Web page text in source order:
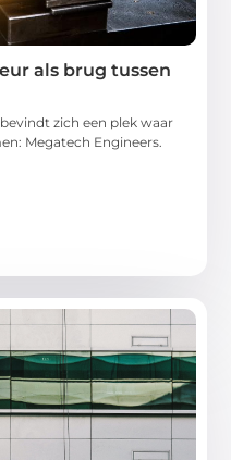
als brug tussen
zich een plek waar
Megatech Engineers.